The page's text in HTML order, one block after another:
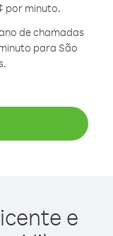
por minuto.
de chamadas
para São
e